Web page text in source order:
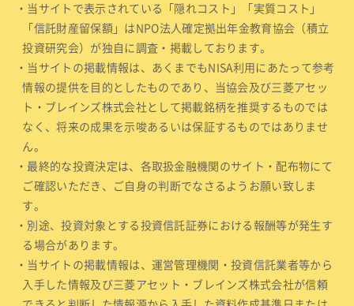
・当サイトで表示されている「隠れコスト」「実質コスト」
「信託財産留保額」はNPO法人確定拠出年金教育協会（積立
投資研究会）が独自に調査・掲載しております。
・当サイトの掲載情報は、あくまでもNISA利用にあたって参考
情報の提供を目的としたものであり、当協会及び三菱アセッ
ト・ブレインズ株式会社として掲載銘柄を推奨するものでは
なく、将来の成果を示唆あるいは保証するものではありませ
ん。
・最終的な投資決定は、各取扱金融機関のサイト・配布物にて
ご確認いただき、ご自身の判断でなさるようお願い致しま
す。
・別途、投資対象とする投資信託証券における報酬等が発生す
る場合があります。
・当サイトの掲載情報は、運営管理機関・投資信託業者等から
入手した情報及び三菱アセット・ブレインズ株式会社が信頼